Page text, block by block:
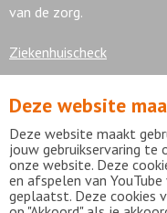
van de zorg.
Ziekenhuischeck
Bekijk alle waarderingen
Deze website
Deze website maakt
jouw gebruikservaring te
onze website. Deze
en afspelen van
geplaatst. Deze cookies